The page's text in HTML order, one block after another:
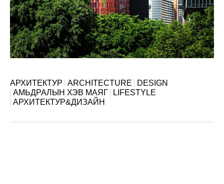
АРХИТЕКТУР ARCHITECTURE
DESIGN
АМЬДРАЛЫН ХЭВ МАЯГ
LIFESTYLE
АРХИТЕКТУР&ДИЗАЙН